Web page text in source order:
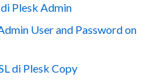
Plesk Admin
User and Password on
di Plesk Copy